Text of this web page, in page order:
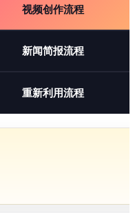
视频创作流程
新闻简报流程
重新利用流程